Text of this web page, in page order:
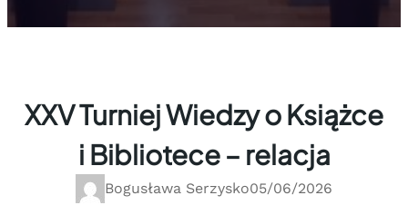
XXV Turniej Wiedzy o Książce
i Bibliotece – relacja
Bogusława Serzysko05/06/2026